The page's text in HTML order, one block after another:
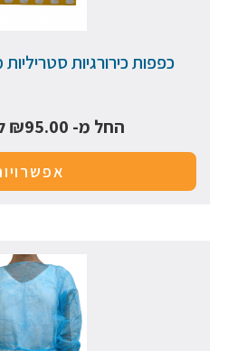
כפפות כירורגיות
החל מ- ₪95.00